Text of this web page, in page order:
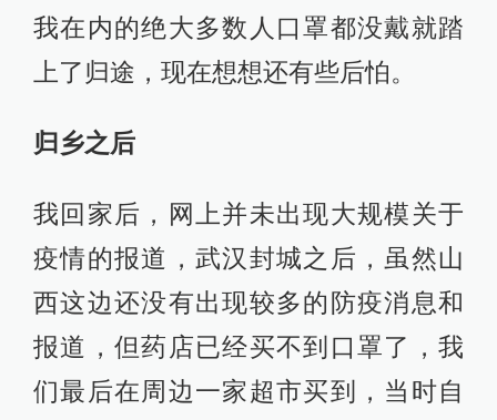
我在内的绝大多数人口罩都没戴就踏
上了归途，现在想想还有些后怕。
归乡之后
我回家后，网上并未出现大规模关于
疫情的报道，武汉封城之后，虽然山
西这边还没有出现较多的防疫消息和
报道，但药店已经买不到口罩了，我
们最后在周边一家超市买到，当时自